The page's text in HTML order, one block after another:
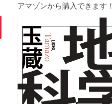
アマゾンから購入できます！